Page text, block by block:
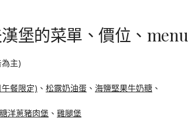
堡的菜單、價位、menu
主)
餐限定) 、 松露奶油蛋 、 海鹽堅果牛奶糖 、
洋蔥豬肉堡 、 雞腿堡